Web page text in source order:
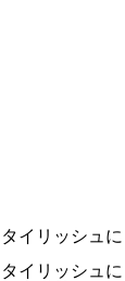
イリッシュに
イリッシュに